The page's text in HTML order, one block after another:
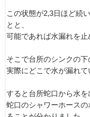
この状態が2,3日ほど続
とと、
可能であれば水漏れを止
そこで台所のシンクの下
実際にどこで水が漏れて
すると台所蛇口から水を
蛇口のシャワーホース